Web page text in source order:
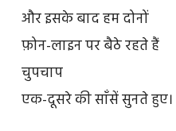
और इसके बाद हम दोनों
फ़ोन-लाइन पर बैठे रहते हैं
चुपचाप
एक-दूसरे की साँसें सुनते हुए।